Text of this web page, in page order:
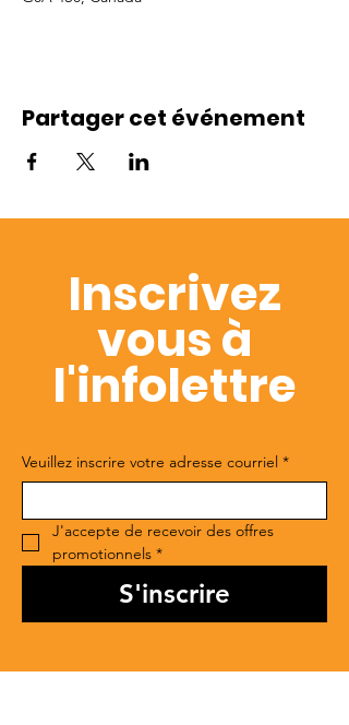
Partager cet événement
Inscrivez
vous à
l'infolettre
Veuillez inscrire votre adresse courriel *
J'accepte de recevoir des offres
promotionnels *
S'inscrire